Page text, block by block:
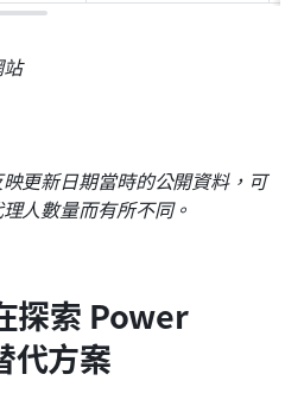
更新日期當時的公開資料，可
人數量而有所不同。
探索 Power
代方案